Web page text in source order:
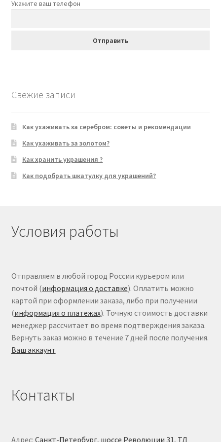
Укажите ваш телефон
Свежие записи
Как ухаживать за серебром: советы и рекомендации
Как ухаживать за золотом?
Как хранить украшения ?
Как подобрать шкатулку для украшений?
Условия работы
Отправляем в любой город России курьером или
почтой (информация о доставке). Оплатить можно
картой при оформлении заказа, либо при получении
(информация о платежах). Точную стоимость доставки
менеджер рассчитает во время подтверждения заказа.
Вернуть заказ можно в течение 7 дней после получения.
Ваш аккаунт
Контакты
Адрес: Санкт-Петербург, шоссе Революции 31, ТД